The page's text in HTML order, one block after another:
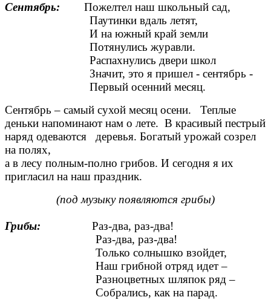
Сентябрь: Пожелтел наш школьный сад,
Паутинки вдаль летят,
И на южный край земли
Потянулись журавли.
Распахнулись двери школ
Значит, это я пришел - сентябрь -
Первый осенний месяц.
Сентябрь – самый сухой месяц осени. Теплые
деньки напоминают нам о лете. В красивый пестрый
наряд одеваются деревья. Богатый урожай созрел
на полях,
а в лесу полным-полно грибов. И сегодня я их
пригласил на наш праздник.
(под музыку появляются грибы)
Грибы: Раз-два, раз-два!
Раз-два, раз-два!
Только солнышко взойдет,
Наш грибной отряд идет –
Разноцветных шляпок ряд –
Собрались, как на парад.